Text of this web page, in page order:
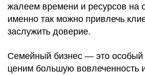
жалеем времени и ресурсов на
именно так можно привлечь
заслужить доверие.
Семейный бизнес — это
ценим большую вовлеченность